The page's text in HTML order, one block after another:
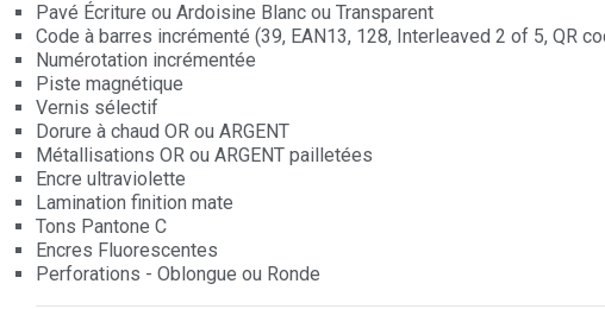
Pavé Écriture ou Ardoisine Blanc ou Transparent
Code à barres incrémenté (39, EAN13, 128, Interleaved 2 of 5, QR
Numérotation incrémentée
Piste magnétique
Vernis sélectif
Dorure à chaud OR ou ARGENT
Métallisations OR ou ARGENT pailletées
Encre ultraviolette
Lamination finition mate
Tons Pantone C
Encres Fluorescentes
Perforations - Oblongue ou Ronde